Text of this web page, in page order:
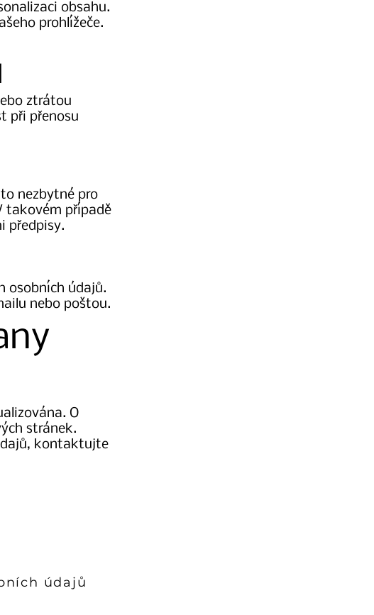
obsahu.
prohlížeče.
ztrátou
při přenosu
nezbytné pro
takovém případě
předpisy.
osobních údajů.
nebo poštou.
O
stránek.
kontaktujte
údajů